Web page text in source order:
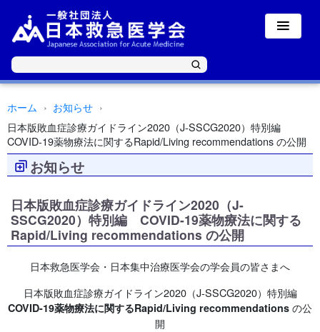
ホーム
お知らせ
日本版敗血症診療ガイドライン2020（J-SSCG2020）特別編
COVID-19薬物療法に関するRapid/Living recommendations の公開
お知らせ
日本版敗血症診療ガイドライン2020（J-
SSCG2020）特別編 COVID-19薬物療法に関する
Rapid/Living recommendations の公開
日本救急医学会・日本集中治療医学会の学会員の皆さまへ
日本版敗血症診療ガイドライン2020（J-SSCG2020）特別編
COVID-19薬物療法に関するRapid/Living recommendations の公
開